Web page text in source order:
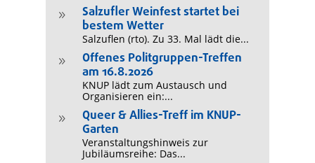
9
Salzufler Weinfest startet bei
bestem Wetter
Salzuflen (rto). Zu 33. Mal lädt die...
9
Offenes Politgruppen-Treffen
am 16.8.2026
KNUP lädt zum Austausch und
Organisieren ein:...
9
Queer & Allies-Treff im KNUP-
Garten
Veranstaltungshinweis zur
Jubiläumsreihe: Das...